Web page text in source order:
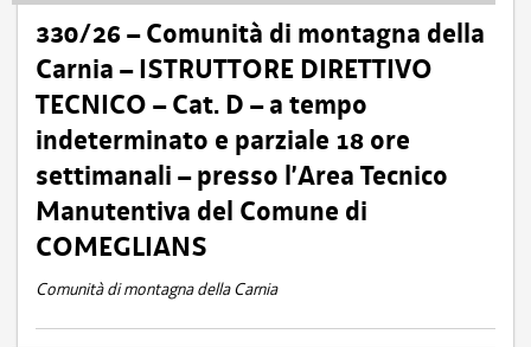
330/26 – Comunità di montagna della
Carnia – ISTRUTTORE DIRETTIVO
TECNICO – Cat. D – a tempo
indeterminato e parziale 18 ore
settimanali – presso l’Area Tecnico
Manutentiva del Comune di
COMEGLIANS
Comunità di montagna della Carnia